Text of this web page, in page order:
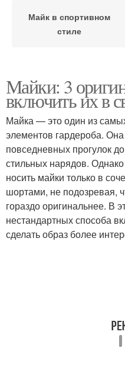
Майк в спортивном
стиле
Майки с брюками
Майки: 3
включить их в
Майка — это один из
элементов гардероба.
повседневных прогулок
стильных нарядов.
носить майки только в
шортами, не подозревая,
гораздо оригинальнее. В
нестандартных способа
сделать образ более